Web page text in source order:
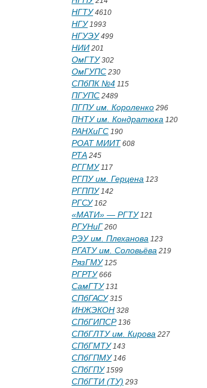
НГТУ4610
НГУ1993
НГУЭУ499
НИИ 201
ОмГТУ302
ОмГУПС 230
СПбПК №4 115
ПГУПС 2489
ПГПУ им. Короленко 296
ПНТУ им. Кондратюка 120
РАНХиГС 190
РОАТ МИИТ 608
РТА 245
РГГМУ117
РГПУ им. Герцена 123
РГППУ142
РГСУ162
«МАТИ» — РГТУ121
РГУНиГ 260
РЭУ им. Плеханова 123
РГАТУ им. Соловьёва 219
РязГМУ125
РГРТУ666
СамГТУ131
СПбГАСУ315
ИНЖЭКОН 328
СПбГИПСР136
СПбГЛТУ им. Кирова 227
СПбГМТУ143
СПбГПМУ146
СПбГПУ1599
СПбГТИ (ТУ) 293